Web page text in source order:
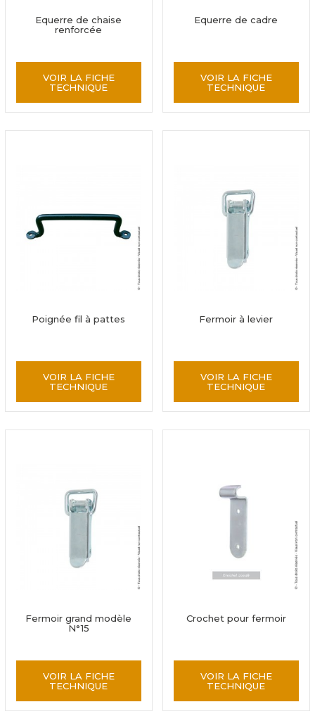
Equerre de chaise
renforcée
VOIR LA FICHE
TECHNIQUE
Equerre de cadre
VOIR LA FICHE
TECHNIQUE
Poignée fil à pattes
VOIR LA FICHE
TECHNIQUE
Fermoir à levier
VOIR LA FICHE
TECHNIQUE
Fermoir grand modèle
N°15
VOIR LA FICHE
TECHNIQUE
Crochet pour fermoir
VOIR LA FICHE
TECHNIQUE